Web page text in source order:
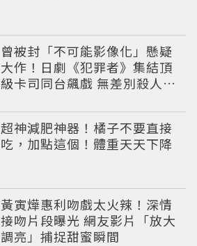
曾被封「不可能影像化」懸疑
大作！日劇《犯罪者》集結頂
級卡司同台飆戲 無差別殺人案
超神減肥神器！橘子不要直接
吃，加點這個！體重天天下降
黃寅燁惠利吻戲太火辣！深情
接吻片段曝光 網友影片「放大
調亮」捕捉甜蜜瞬間